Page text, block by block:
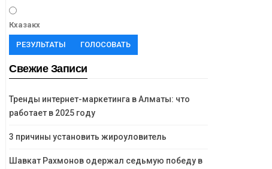
Кхазакх
РЕЗУЛЬТАТЫ ГОЛОСОВАТЬ
Свежие Записи
Тренды интернет-маркетинга в Алматы: что
работает в 2025 году
3 причины установить жироуловитель
Шавкат Рахмонов одержал седьмую победу в